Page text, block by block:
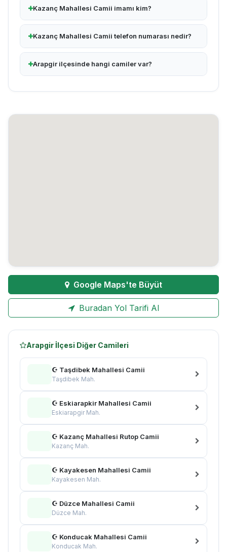
Kazanç Mahallesi Camii imamı kim?
Kazanç Mahallesi Camii telefon numarası nedir?
Arapgir ilçesinde hangi camiler var?
Google Maps'te Büyüt
Buradan Yol Tarifi Al
Arapgir İlçesi Diğer Camileri
☪ Taşdibek Mahallesi Camii
Taşdibek Mah.
☪ Eskiarapkir Mahallesi Camii
Eskiarapgir Mah.
☪ Kazanç Mahallesi Rutop Camii
Kazanç Mah.
☪ Kayakesen Mahallesi Camii
Kayakesen Mah.
☪ Düzce Mahallesi Camii
Düzce Mah.
☪ Konducak Mahallesi Camii
Konducak Mah.